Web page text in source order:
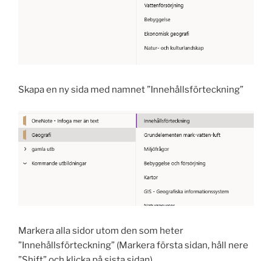
Skapa en ny sida med namnet ”Innehållsförteckning”
Markera alla sidor utom den som heter
”Innehållsförteckning” (Markera första sidan, håll nere